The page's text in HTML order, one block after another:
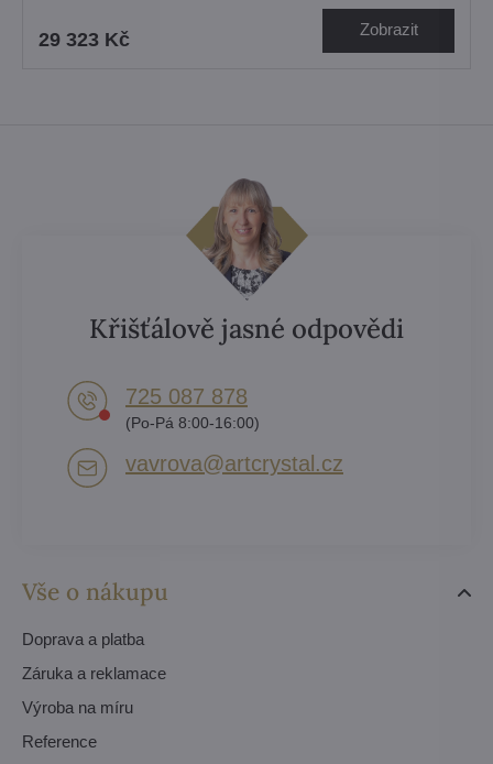
29 323 Kč Zobrazit
Vše o nákupu
Doprava a platba
Záruka a reklamace
Výroba na míru
Reference
Křišťálově jasné odpovědi
725 087 878​
(Po-Pá 8:00-16:00)
vavrova​@artcrystal​.cz